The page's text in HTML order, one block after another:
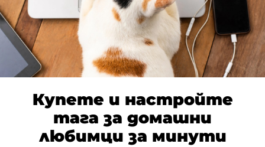
Купете и настройте
тага за домашни
любимци за минути